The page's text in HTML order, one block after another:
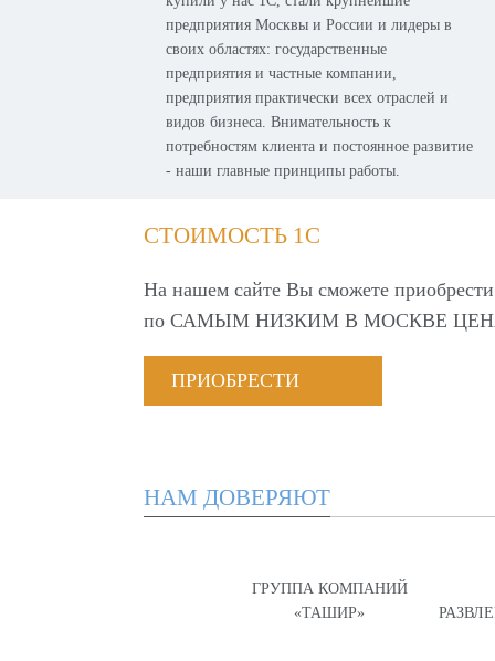
предприятия Москвы и России и лидеры в
своих областях: государственные
предприятия и частные компании,
предприятия практически всех отраслей и
видов бизнеса. Внимательность к
потребностям клиента и постоянное развитие
- наши главные принципы работы.
СТОИМОСТЬ 1С
На нашем сайте Вы сможете
по САМЫМ НИЗКИМ В МОСКВЕ
ПРИОБРЕСТИ
НАМ ДОВЕРЯЮТ
ГРУППА КОМПАНИЙ
«ТАШИР»